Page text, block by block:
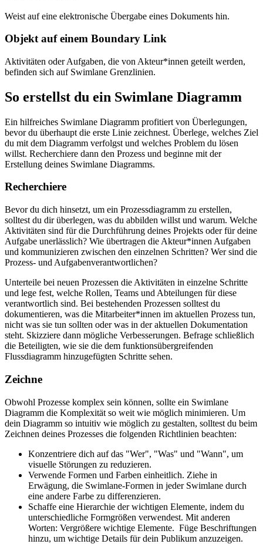
Weist auf eine elektronische Übergabe eines Dokuments hin.
Objekt auf einem Boundary Link
Aktivitäten oder Aufgaben, die von Akteur*innen geteilt werden,
befinden sich auf Swimlane Grenzlinien.
So erstellst du ein Swimlane Diagramm
Ein hilfreiches Swimlane Diagramm profitiert von Überlegungen,
bevor du überhaupt die erste Linie zeichnest. Überlege, welches Ziel
du mit dem Diagramm verfolgst und welches Problem du lösen
willst. Recherchiere dann den Prozess und beginne mit der
Erstellung deines Swimlane Diagramms.
Recherchiere
Bevor du dich hinsetzt, um ein Prozessdiagramm zu erstellen,
solltest du dir überlegen, was du abbilden willst und warum. Welche
Aktivitäten sind für die Durchführung deines Projekts oder für deine
Aufgabe unerlässlich? Wie übertragen die Akteur*innen Aufgaben
und kommunizieren zwischen den einzelnen Schritten? Wer sind die
Prozess- und Aufgabenverantwortlichen?
Unterteile bei neuen Prozessen die Aktivitäten in einzelne Schritte
und lege fest, welche Rollen, Teams und Abteilungen für diese
verantwortlich sind. Bei bestehenden Prozessen solltest du
dokumentieren, was die Mitarbeiter*innen im aktuellen Prozess tun,
nicht was sie tun sollten oder was in der aktuellen Dokumentation
steht. Skizziere dann mögliche Verbesserungen. Befrage schließlich
die Beteiligten, wie sie die dem funktionsübergreifenden
Flussdiagramm hinzugefügten Schritte sehen.
Zeichne
Obwohl Prozesse komplex sein können, sollte ein Swimlane
Diagramm die Komplexität so weit wie möglich minimieren. Um
dein Diagramm so intuitiv wie möglich zu gestalten, solltest du beim
Zeichnen deines Prozesses die folgenden Richtlinien beachten:
Konzentriere dich auf das "Wer", "Was" und "Wann", um
visuelle Störungen zu reduzieren.
Verwende Formen und Farben einheitlich. Ziehe in
Erwägung, die Swimlane-Formen in jeder Swimlane durch
eine andere Farbe zu differenzieren.
Schaffe eine Hierarchie der wichtigen Elemente, indem du
unterschiedliche Formgrößen verwendest. Mit anderen
Worten: Vergrößere wichtige Elemente. Füge Beschriftungen
hinzu, um wichtige Details für dein Publikum anzuzeigen.